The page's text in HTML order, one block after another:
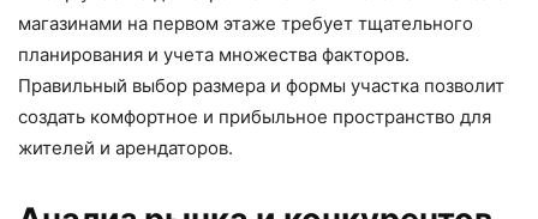
магазинами на первом этаже требует тщательного
планирования и учета множества факторов.
Правильный выбор размера и формы участка позволит
создать комфортное и прибыльное пространство для
жителей и арендаторов.